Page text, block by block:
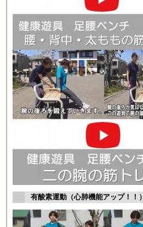
有酸素運動（心肺機能アップ！！）